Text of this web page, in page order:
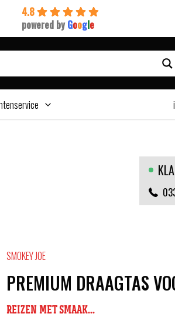
4.8
powered by Google
SMOKEY JOE
PREMIUM DRAAGTAS
REIZEN MET SMAAK...